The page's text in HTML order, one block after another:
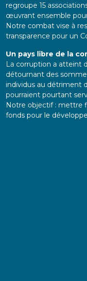
regroupe 15
œuvrant ensemble
Notre combat vise à
transparence pour un
Un pays libre de la
La corruption a atteint
détournant des
individus au détriment
pourraient pourtant
Notre objectif : mettre
fonds pour le